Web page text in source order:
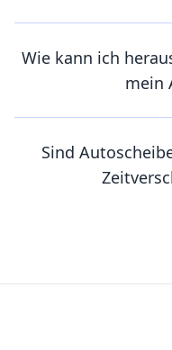
Wie kann ich
mein
Sind